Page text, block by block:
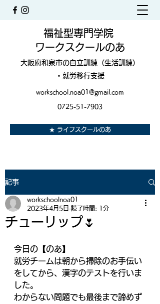
福祉型専門学院
ワークスクールのあ
大阪府和泉市の自立訓練（生活訓練）
・就労移行支援
workschool.noa01@gmail.com
0725-51-7903
★ ライフスクールのあ
記事
チューリップ🌷
workschoolnoa01
2023年4月5日 読了時間: 1分
今日の【のあ】
就労チームは朝から掃除のお手伝い
をしてから、漢字のテストを行いま
した。
わからない問題でも最後まで諦めず